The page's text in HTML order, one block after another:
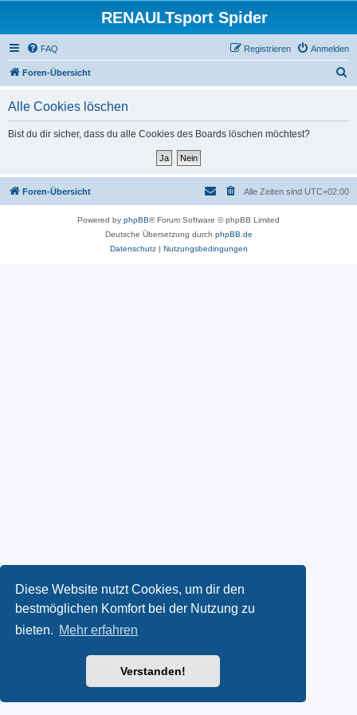
Diese Website nutzt Cookies, um dir den
bestmöglichen Komfort bei der Nutzung zu
bieten. Mehr erfahren
Verstanden!
RENAULTsport Spider
FAQ Anmelden
Registrieren
Foren-Übersicht
Alle Cookies löschen
Bist du dir sicher, dass du alle Cookies des Boards löschen möchtest?
Foren-Übersicht Alle Zeiten sind UTC+02:00
Powered by phpBB® Forum Software © phpBB Limited
Deutsche Übersetzung durch phpBB.de
Datenschutz| Nutzungsbedingungen